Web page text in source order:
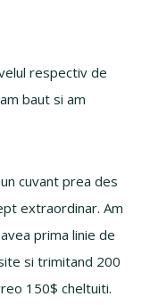
respectiv de
baut si am
cuvant prea des
extraordinar. Am
prima linie de
si trimitand 200
150$ cheltuiti.